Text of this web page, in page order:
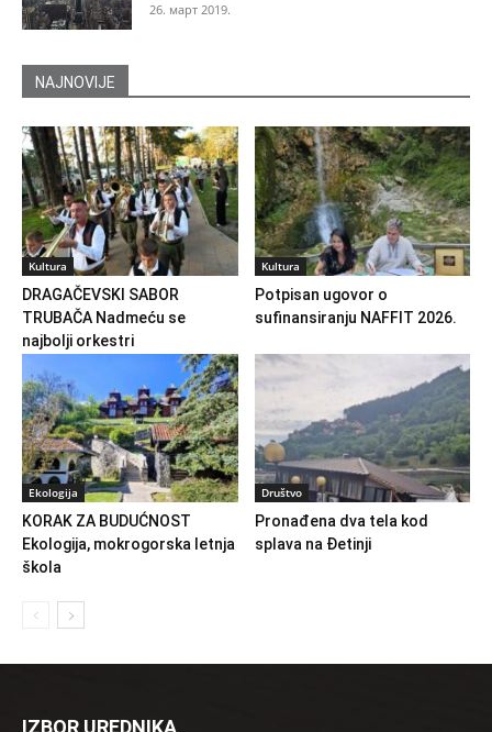
26. март 2019.
NAJNOVIJE
Kultura
DRAGAČEVSKI SABOR
TRUBAČA Nadmeću se
najbolji orkestri
Kultura
Potpisan ugovor o
sufinansiranju NAFFIT 2026.
Ekologija
KORAK ZA BUDUĆNOST
Ekologija, mokrogorska letnja
škola
Društvo
Pronađena dva tela kod
splava na Đetinji
IZBOR UREDNIKA